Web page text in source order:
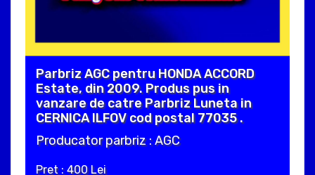
Parbriz AGC pentru HONDA ACCORD
Estate, din 2009. Produs pus in
vanzare de catre Parbriz Luneta in
CERNICA ILFOV cod postal 77035 .
Producator parbriz : AGC
Pret : 400 Lei